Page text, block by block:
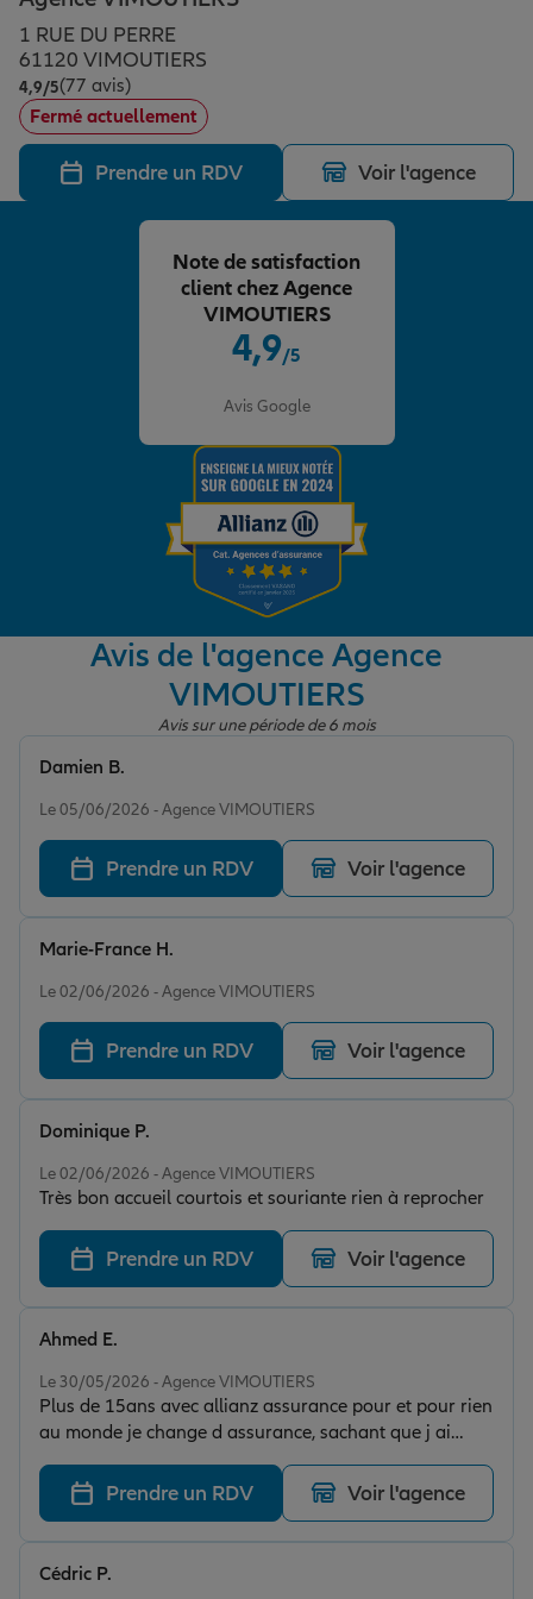
Assurance emprunteur
Prévoyance et dépendance
Assurance animal de compagnie
Protection de la famille
Protection juridique
Épargne & retraite
Plan épargne retraite
Assurance vie
Placements financiers
Investissements immobiliers
Transmission
Vos projets
Partir en vacances
Départ à la retraite
Préparer l’avenir
Conseil assurance
Assurance habitation
Le Pack Famille
Garantie des accidents de la vie
Assurance scolaire
Retraite
Tous nos devis d'assurance
Allianz en France
1 RUE DU PERRE
61120 VIMOUTIERS
4,9/5Note de 4.9 sur 5
(77 avis)
Fermé actuellement
Prendre un RDV Voir l'agence
4,9/5
Avis Google
Note de satisfaction
client chez Agence
VIMOUTIERS
Avis de l'agence Agence
VIMOUTIERS
Avis sur une période de 6 mois
Le 05/06/2026 - Agence VIMOUTIERS
Damien B.
Prendre un RDV Voir l'agence
Le 02/06/2026 - Agence VIMOUTIERS
Marie-France H.
Prendre un RDV Voir l'agence
Le 02/06/2026 - Agence VIMOUTIERS
Très bon accueil courtois et souriante rien à reprocher
Dominique P.
Prendre un RDV Voir l'agence
Le 30/05/2026 - Agence VIMOUTIERS
Plus de 15ans avec allianz assurance pour et pour rien
au monde je change d assurance, sachant que j ai
déménagé a plus 120km et je reste toujours un client
fidèle a allianz assurance vimoutiers. Toujours a l
écoute toujours des bon conseils à recommander avec
un grand plaisir
Ahmed E.
Prendre un RDV Voir l'agence
Cédric P.